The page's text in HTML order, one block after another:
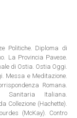
Politiche. Diploma di
La Provincia Pavese.
di Ostia. Ostia Oggi.
Messa e Meditazione.
Romana.
Sanitaria Italiana.
Collezione (Hachette).
(McKay). Contro